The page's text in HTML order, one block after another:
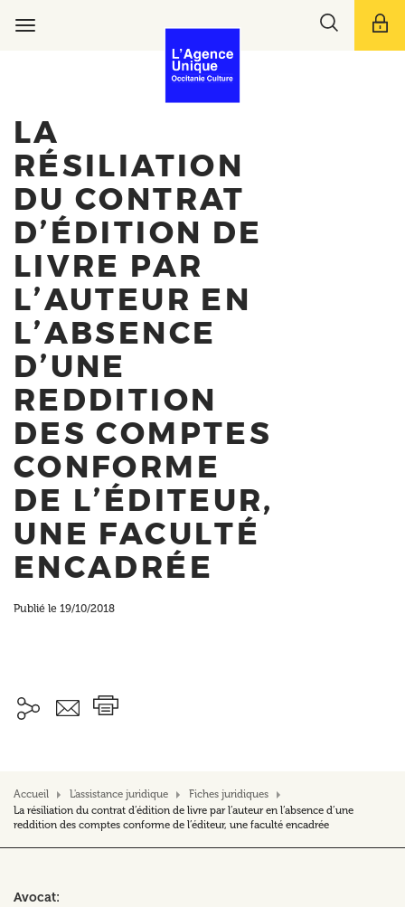
Toggle
LA
RÉSILIATION
DU CONTRAT
D’ÉDITION DE
LIVRE PAR
L’AUTEUR EN
L’ABSENCE
D’UNE
REDDITION
DES COMPTES
CONFORME
DE L’ÉDITEUR,
UNE FACULTÉ
ENCADRÉE
Publié le 19/10/2018
Accueil L'assistance juridique
Fiches juridiques
La résiliation du contrat d’édition de livre par l’auteur en l’absence d’une
reddition des comptes conforme de l’éditeur, une faculté encadrée
Avocat